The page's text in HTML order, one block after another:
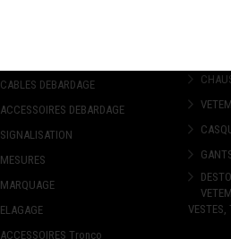
CABLES DEBARDAGE
ACCESSOIRES DEBARDAGE
SIGNALISATION
MESURES
MARQUAGE
ELAGAGE
ACCESSOIRES Tronço
VESTES,